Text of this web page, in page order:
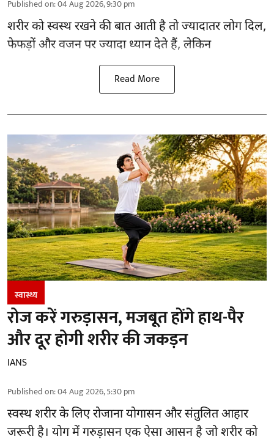
Published on:04 Aug 2026, 9:30 pm
शरीर को स्वस्थ रखने की बात आती है तो ज्यादातर लोग दिल,
फेफड़ों और वजन पर ज्यादा ध्यान देते हैं, लेकिन
Read More
स्वास्थ्य
रोज करें गरुड़ासन, मजबूत होंगे हाथ-पैर
और दूर होगी शरीर की जकड़न
IANS
Published on:04 Aug 2026, 5:30 pm
स्वस्थ शरीर के लिए रोजाना योगासन और संतुलित आहार
जरूरी है। योगमें गरुड़ासन एक ऐसा आसन है जो शरीर को